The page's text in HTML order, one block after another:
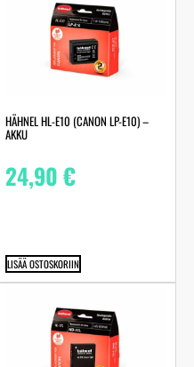
HÄHNEL HL-E10 (CANON LP-E10) –
AKKU
24,90€
LISÄÄ OSTOSKORIIN